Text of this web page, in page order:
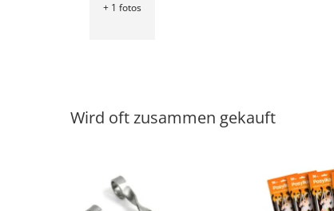
+ 1 fotos
Wird oft zusammen gekauft